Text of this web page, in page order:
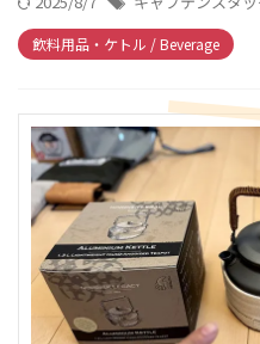
飲料用品・ケトル / Beverage